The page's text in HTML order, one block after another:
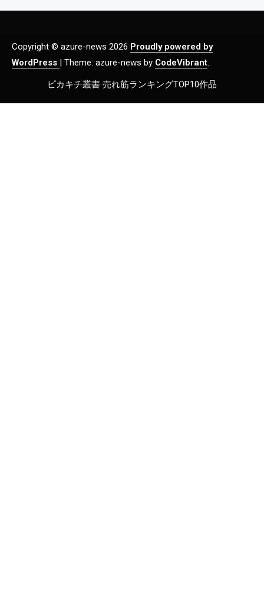
Copyright © azure-news 2026 Proudly powered by
WordPress | Theme: azure-news by CodeVibrant.
ピカキチ叢書 売れ筋ランキングTOP10作品